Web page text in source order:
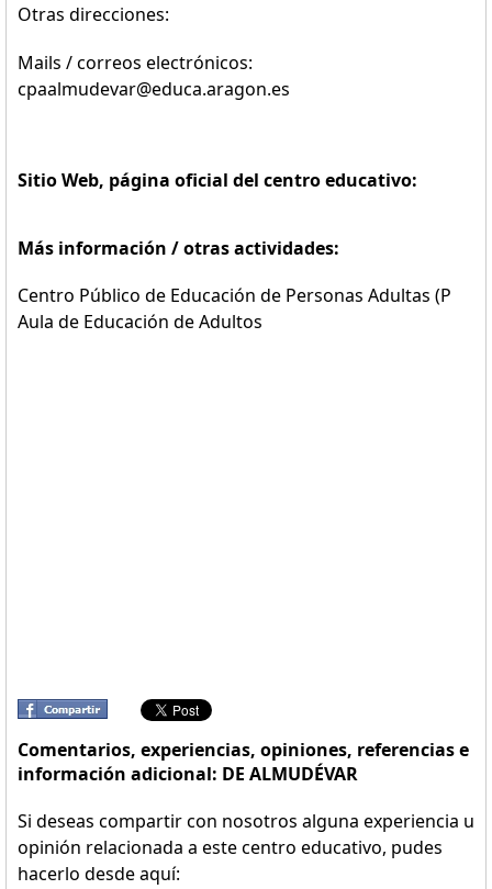
Otras direcciones:
Mails / correos electrónicos:
cpaalmudevar@educa.aragon.es
Sitio Web, página oficial del centro educativo:
Más información / otras actividades:
Centro Público de Educación de Personas Adultas (P
Aula de Educación de Adultos
Comentarios, experiencias, opiniones, referencias e
información adicional: DE ALMUDÉVAR
Si deseas compartir con nosotros alguna experiencia u
opinión relacionada a este centro educativo, pudes
hacerlo desde aquí: